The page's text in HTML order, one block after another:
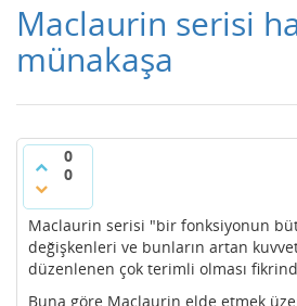
Maclaurin serisi
münakaşa
0
0
Maclaurin serisi "bir fonksiyonun
değişkenleri ve bunların artan
düzenlenen çok terimli olması
Buna göre Maclaurin elde etmek